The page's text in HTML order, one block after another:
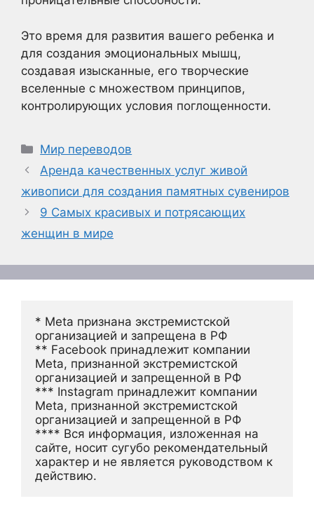
Это время для развития вашего ребенка и
для создания эмоциональных мышц,
создавая изысканные, его творческие
вселенные с множеством принципов,
контролирующих условия поглощенности.
Рубрики
Мир переводов
Аренда качественных услуг живой
живописи для создания памятных сувениров
9 Самых красивых и потрясающих
женщин в мире
* Meta признана экстремистской
организацией и запрещена в РФ
** Facebook принадлежит компании
Meta, признанной экстремистской
организацией и запрещенной в РФ
*** Instagram принадлежит компании
Meta, признанной экстремистской
организацией и запрещенной в РФ
**** Вся информация, изложенная на
сайте, носит сугубо рекомендательный
характер и не является руководством к
действию.